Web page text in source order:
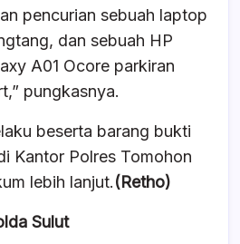
pencurian sebuah laptop
dan sebuah HP
A01 Ocore parkiran
pungkasnya.
beserta barang bukti
Kantor Polres Tomohon
lebih lanjut.(Retho)
Sulut